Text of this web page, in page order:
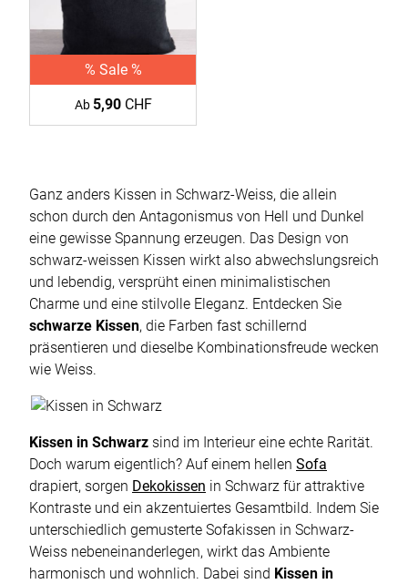
% Sale %
Ab 5,90CHF
Ganz anders Kissen in Schwarz-Weiss, die allein
schon durch den Antagonismus von Hell und Dunkel
eine gewisse Spannung erzeugen. Das Design von
schwarz-weissen Kissen wirkt also abwechslungsreich
und lebendig, versprüht einen minimalistischen
Charme und eine stilvolle Eleganz. Entdecken Sie
schwarze Kissen, die Farben fast schillernd
präsentieren und dieselbe Kombinationsfreude wecken
wie Weiss.
Kissen in Schwarz sind im Interieur eine echte Rarität.
Doch warum eigentlich? Auf einem hellen Sofa
drapiert, sorgen Dekokissen in Schwarz für attraktive
Kontraste und ein akzentuiertes Gesamtbild. Indem Sie
unterschiedlich gemusterte Sofakissen in Schwarz-
Weiss nebeneinanderlegen, wirkt das Ambiente
harmonisch und wohnlich. Dabei sind Kissen in